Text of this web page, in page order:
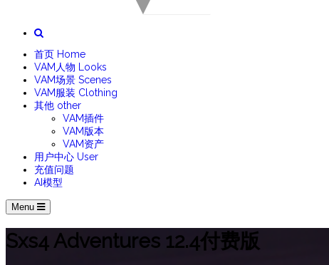
首页 Home
VAM人物
Looks
VAM场景 Scenes
VAM服装 Clothing
其他 other
VAM插件
VAM版本
VAM资产
用户中心 User
充值问题
AI模型
Menu
Sxs4 Adventures 12.4付费版